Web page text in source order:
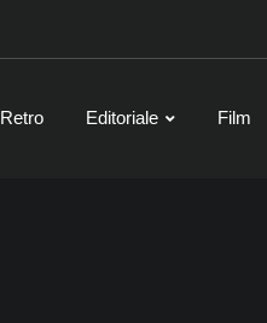
Retro Editoriale Film